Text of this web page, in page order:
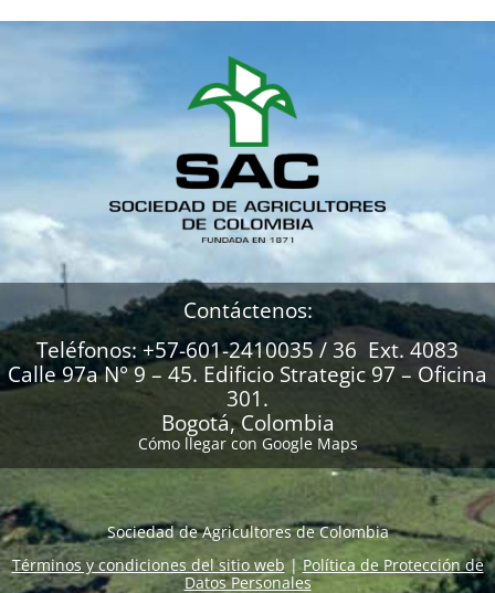
Contáctenos:
Teléfonos: +57-601-2410035 / 36 Ext. 4083
Calle 97a N° 9 – 45. Edificio Strategic 97 – Oficina
301.
Bogotá, Colombia
Cómo llegar con Google Maps
Sociedad de Agricultores de Colombia
Términos y condiciones del sitio web|Política de Protección de
Datos Personales